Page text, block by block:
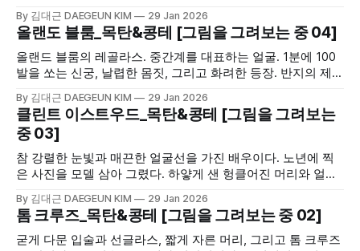
잘 드러나 있기 때문이다.
By 김대근 DAEGEUN KIM 29 Jan 2026
올랜도 블룸_목탄&콩테 [그림을 그려보는 중 04]
올랜드 블룸의 레골라스. 중간계를 대표하는 얼굴. 1분에 100
발을 쏘는 신궁, 날렵한 몸짓, 그리고 화려한 등장. 반지의 제왕
그래서 그려봤다.
By 김대근 DAEGEUN KIM 29 Jan 2026
클린트 이스트우드_목탄&콩테 [그림을 그려보는
중 03]
참 강렬한 눈빛과 매끈한 얼굴선을 가진 배우이다. 노년에 찍
은 사진을 모델 삼아 그렸다. 하얗게 샌 헝클어진 머리와 얼굴
로운 눈매와 그윽히 바라보는 눈빛이 매력적이다. 무엇보다 눈
이 화령점정이다.
By 김대근 DAEGEUN KIM 29 Jan 2026
톰 크루즈_목탄&콩테 [그림을 그려보는 중 02]
굳게 다문 입술과 선글라스, 짧게 자른 머리, 그리고 톰 크루즈